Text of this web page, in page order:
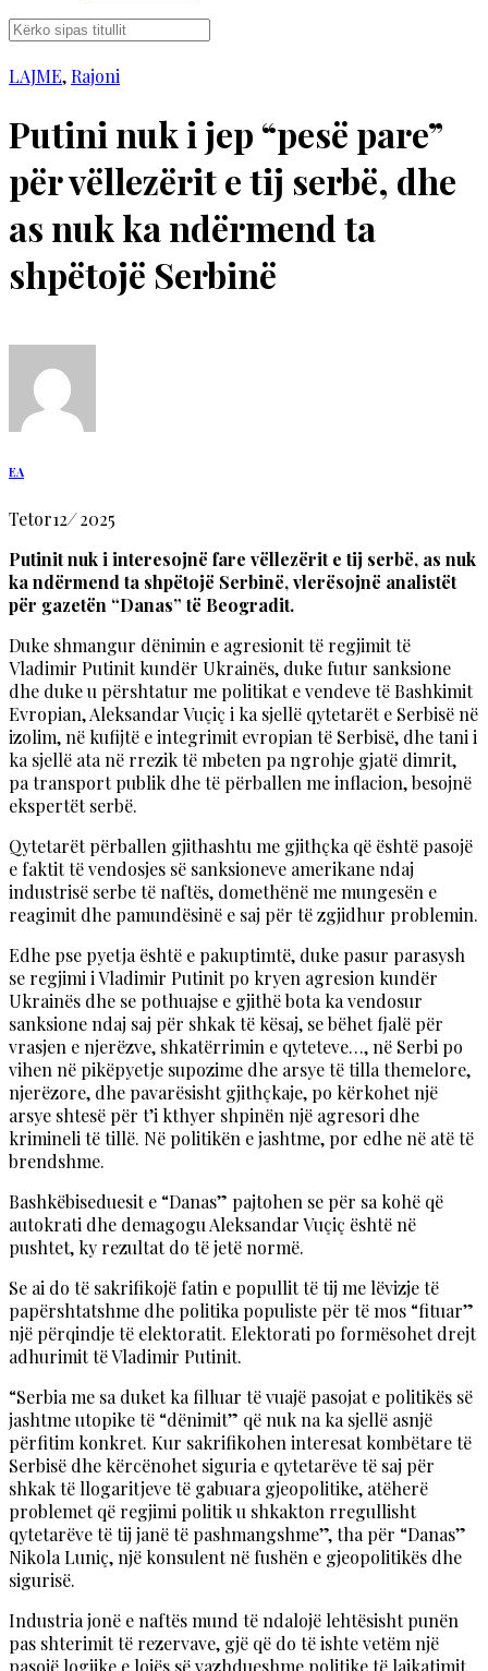
LAJME, Rajoni
Putini nuk i jep “pesë pare”
për vëllezërit e tij serbë, dhe
as nuk ka ndërmend ta
shpëtojë Serbinë
EA
Tetor12/2025
Putinit nuk i interesojnë fare vëllezërit e tij serbë, as nuk
ka ndërmend ta shpëtojë Serbinë, vlerësojnë analistët
për gazetën “Danas” të Beogradit.
Duke shmangur dënimin e agresionit të regjimit të
Vladimir Putinit kundër Ukrainës, duke futur sanksione
dhe duke u përshtatur me politikat e vendeve të Bashkimit
Evropian, Aleksandar Vuçiç i ka sjellë qytetarët e Serbisë në
izolim, në kufijtë e integrimit evropian të Serbisë, dhe tani i
ka sjellë ata në rrezik të mbeten pa ngrohje gjatë dimrit,
pa transport publik dhe të përballen me inflacion, besojnë
ekspertët serbë.
Qytetarët përballen gjithashtu me gjithçka që është pasojë
e faktit të vendosjes së sanksioneve amerikane ndaj
industrisë serbe të naftës, domethënë me mungesën e
reagimit dhe pamundësinë e saj për të zgjidhur problemin.
Edhe pse pyetja është e pakuptimtë, duke pasur parasysh
se regjimi i Vladimir Putinit po kryen agresion kundër
Ukrainës dhe se pothuajse e gjithë bota ka vendosur
sanksione ndaj saj për shkak të kësaj, se bëhet fjalë për
vrasjen e njerëzve, shkatërrimin e qyteteve…, në Serbi po
vihen në pikëpyetje supozime dhe arsye të tilla themelore,
njerëzore, dhe pavarësisht gjithçkaje, po kërkohet një
arsye shtesë për t’i kthyer shpinën një agresori dhe
krimineli të tillë. Në politikën e jashtme, por edhe në atë të
brendshme.
Bashkëbiseduesit e “Danas” pajtohen se për sa kohë që
autokrati dhe demagogu Aleksandar Vuçiç është në
pushtet, ky rezultat do të jetë normë.
Se ai do të sakrifikojë fatin e popullit të tij me lëvizje të
papërshtatshme dhe politika populiste për të mos “fituar”
një përqindje të elektoratit. Elektorati po formësohet drejt
adhurimit të Vladimir Putinit.
“Serbia me sa duket ka filluar të vuajë pasojat e politikës së
jashtme utopike të “dënimit” që nuk na ka sjellë asnjë
përfitim konkret. Kur sakrifikohen interesat kombëtare të
Serbisë dhe kërcënohet siguria e qytetarëve të saj për
shkak të llogaritjeve të gabuara gjeopolitike, atëherë
problemet që regjimi politik u shkakton rregullisht
qytetarëve të tij janë të pashmangshme”, tha për “Danas”
Nikola Luniç, një konsulent në fushën e gjeopolitikës dhe
sigurisë.
Industria jonë e naftës mund të ndalojë lehtësisht punën
pas shterimit të rezervave, gjë që do të ishte vetëm një
pasojë logjike e lojës së vazhdueshme politike të lajkatimit